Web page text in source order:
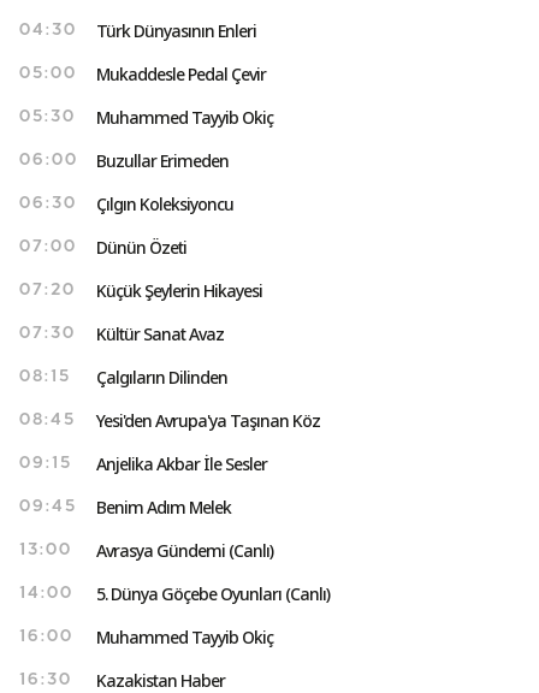
04:30 Türk Dünyasının Enleri
05:00 Mukaddesle Pedal Çevir
05:30 Muhammed Tayyib Okiç
06:00 Buzullar Erimeden
06:30 Çılgın Koleksiyoncu
07:00 Dünün Özeti
07:20 Küçük Şeylerin Hikayesi
07:30 Kültür Sanat Avaz
08:15 Çalgıların Dilinden
08:45 Yesi'den Avrupa'ya Taşınan Köz
09:15 Anjelika Akbar İle Sesler
09:45 Benim Adım Melek
13:00 Avrasya Gündemi (Canlı)
14:00 5. Dünya Göçebe Oyunları (Canlı)
16:00 Muhammed Tayyib Okiç
16:30 Kazakistan Haber